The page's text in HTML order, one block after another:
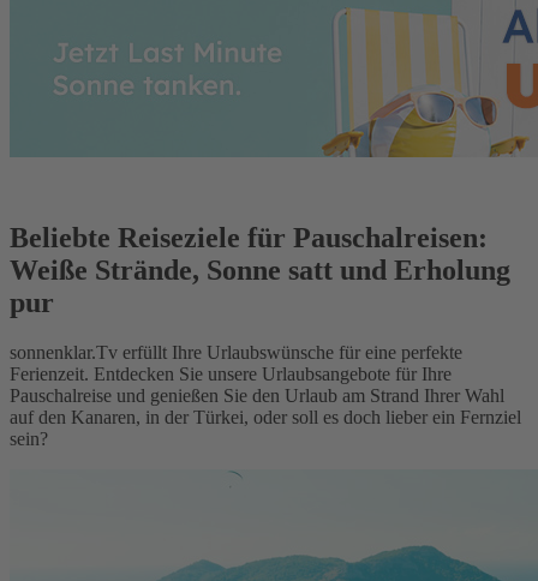
Beliebte Reiseziele für Pauschalreisen:
Weiße Strände, Sonne satt und Erholung
pur
sonnenklar.Tv erfüllt Ihre Urlaubswünsche für eine perfekte
Ferienzeit. Entdecken Sie unsere Urlaubsangebote für Ihre
Pauschalreise und genießen Sie den Urlaub am Strand Ihrer Wahl
auf den Kanaren, in der Türkei, oder soll es doch lieber ein Fernziel
sein?